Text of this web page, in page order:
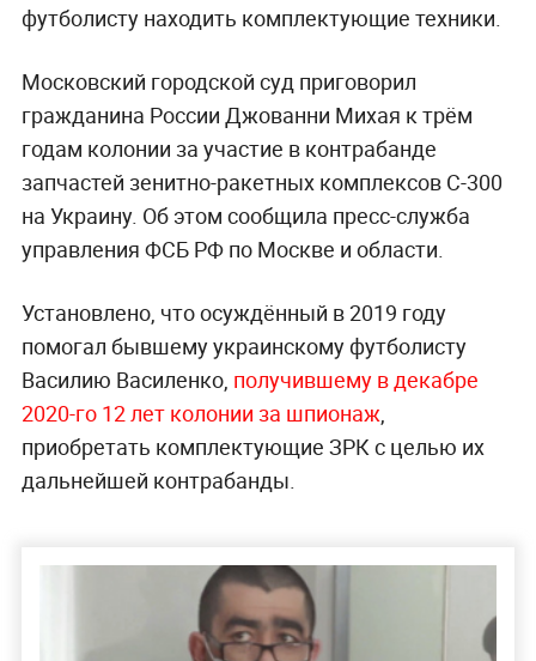
футболисту находить комплектующие техники.
Московский городской суд приговорил
гражданина России Джованни Михая к трём
годам колонии за участие в контрабанде
запчастей зенитно-ракетных комплексов С-300
на Украину. Об этом сообщила пресс-служба
управления ФСБ РФ по Москве и области.
Установлено, что осуждённый в 2019 году
помогал бывшему украинскому футболисту
Василию Василенко, получившему в декабре
2020-го 12 лет колонии за шпионаж
приобретать комплектующие ЗРК с целью их
дальнейшей контрабанды.